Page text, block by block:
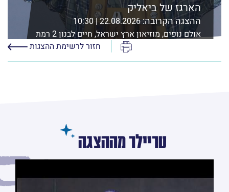
הארגז של ביאליק
ההצגה הקרובה:22.08.2026 | 10:30
אולם נופים, מוזיאון ארץ ישראל, חיים לבנון 2 רמת
לפרטים נוספים ורכישה
חזור לרשימת ההצגות
טריילר מההצגה